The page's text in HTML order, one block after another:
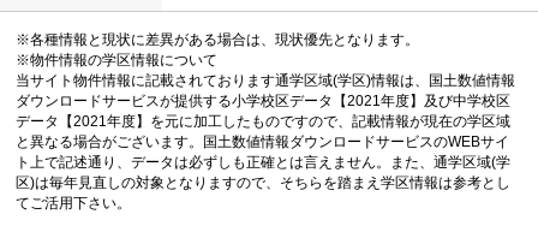
※各種情報と現状に差異がある場合は、現状優先となります。
※物件情報の学区情報について
当サイト物件情報に記載されております通学区域(学区)情報は、国土数値情報
ダウンロードサービスが提供する小学校区データ【2021年度】及び中学校区
データ【2021年度】を元に加工したものですので、記載情報が現在の学区域
と異なる場合がございます。国土数値情報ダウンロードサービスのWEBサイ
ト上で記述通り、データは必ずしも正確とは言えません。また、通学区域(学
区)は毎年見直しの対象となりますので、そちらを踏まえ学区情報は参考とし
てご活用下さい。